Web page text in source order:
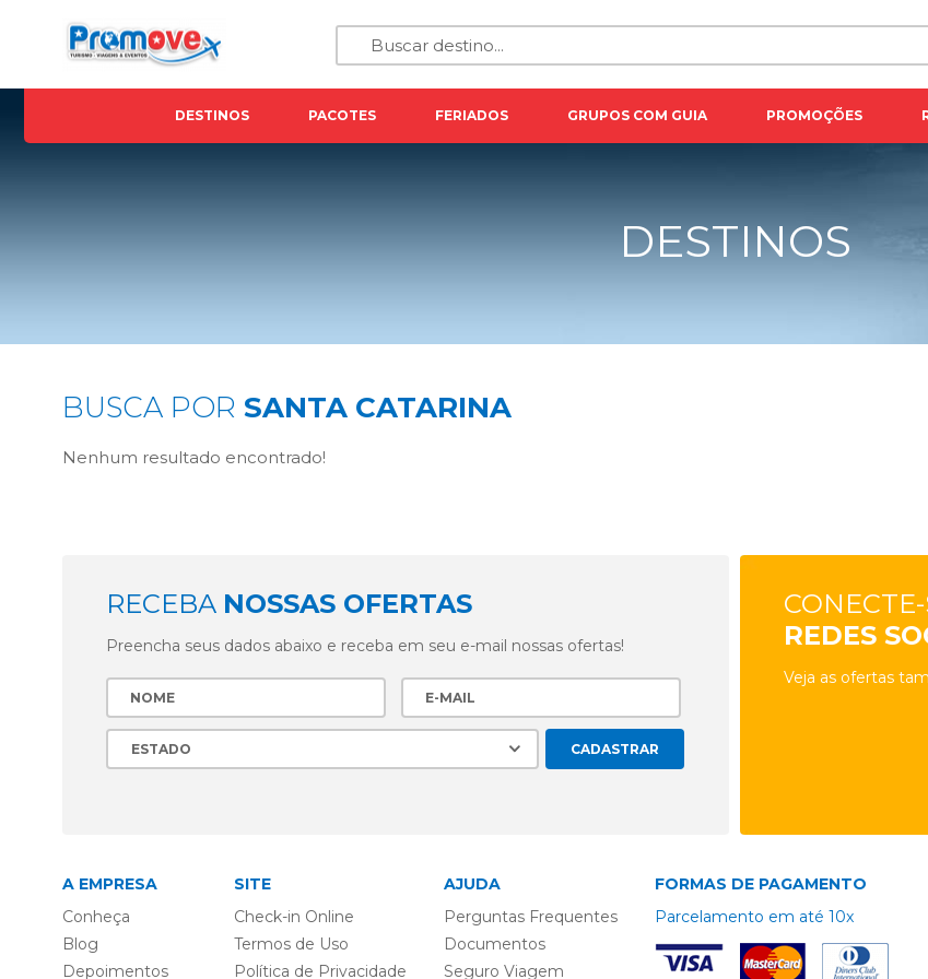
DESTINOS PACOTES FERIADOS GRUPOS COM GUIA PROMOÇÕES
DESTINOS
BUSCA POR SANTA CATARINA
Nenhum resultado encontrado!
RECEBA NOSSAS OFERTAS
Preencha seus dados abaixo e receba em seu e-mail nossas ofertas!
REDES
Veja as ofertas
A EMPRESA
Conheça
Blog
Depoimentos
SITE
Check-in Online
Termos de Uso
Política de Privacidade
AJUDA
Perguntas Frequentes
Documentos
Seguro Viagem
FORMAS DE PAGAMENTO
Parcelamento em até 10x